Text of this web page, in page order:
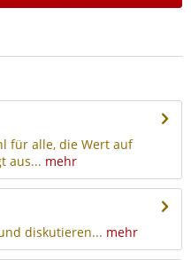
für alle, die Wert auf
aus... mehr
diskutieren... mehr